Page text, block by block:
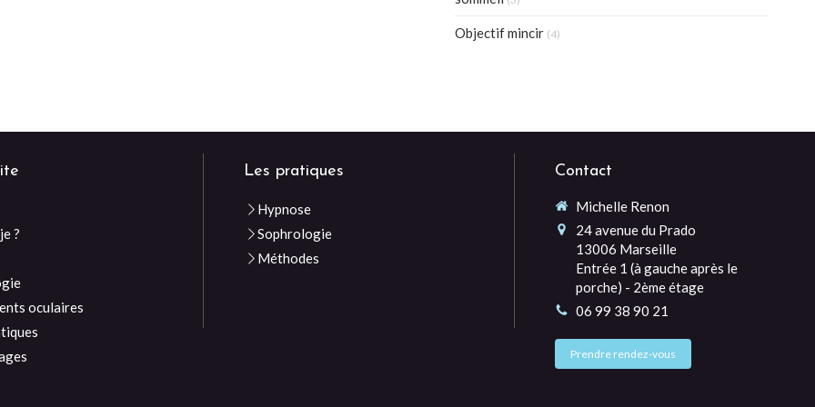
Objectif mincir (4)
?
oculaires
Les pratiques
Hypnose
Sophrologie
Méthodes
Contact
Michelle Renon
24 avenue du Prado
13006 Marseille
Entrée 1 (à gauche après le
porche) - 2ème étage
06 99 38 90 21
Prendre rendez-vous